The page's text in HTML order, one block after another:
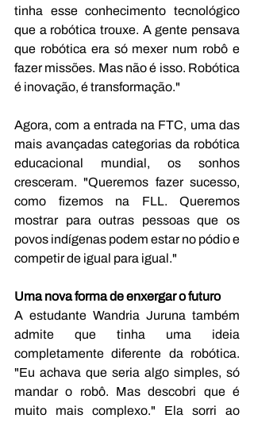
tinha esse conhecimento tecnológico
que a robótica trouxe. A gente pensava
que robótica era só mexer num robô e
fazer missões. Mas não é isso. Robótica
é inovação, é transformação."
Agora, com a entrada na FTC, uma das
mais avançadas categorias da robótica
educacional mundial, os sonhos
cresceram. "Queremos fazer sucesso,
como fizemos na FLL. Queremos
mostrar para outras pessoas que os
povos indígenas podem estar no pódio e
competir de igual para igual."
Uma nova forma de enxergar o futuro
A estudante Wandria Juruna também
admite que tinha uma ideia
completamente diferente da robótica.
"Eu achava que seria algo simples, só
mandar o robô. Mas descobri que é
muito mais complexo." Ela sorri ao